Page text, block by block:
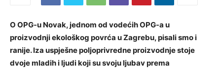
O OPG-u Novak, jednom od vodećih OPG-a u
proizvodnji ekološkog povrća u Zagrebu, pisali smo i
ranije. Iza uspješne poljoprivredne proizvodnje stoje
dvoje mladih i ljudi koji su svoju ljubav prema